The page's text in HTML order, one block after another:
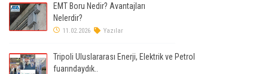
EMT Boru Nedir? Avantajları
Nelerdir?
11.02.2026 Yazılar
Tripoli Uluslararası Enerji, Elektrik ve Petrol
fuarındaydık..